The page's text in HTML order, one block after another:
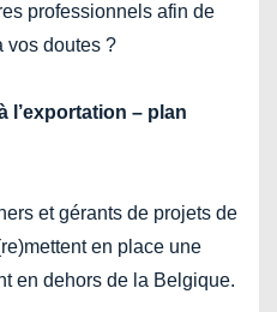
professionnels afin de
vos doutes ?
l’exportation – plan
et gérants de projets de
en place une
en dehors de la Belgique.